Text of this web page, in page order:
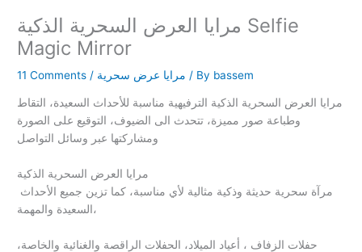
مرايا العرض السحرية الذكية Selfie
Magic Mirror
11 Comments / مرايا عرض سحرية / By bassem
مرايا العرض السحرية الذكية الترفيهية مناسبة للأحداث السعيدة، التقاط
وطباعة صور مميزة، تتحدث الى الضيوف، التوقيع على الصورة
مرايا العرض السحرية الذكية
السعيدة والمهمة،
حفلات الزفاف ، أعياد الميلاد، الحفلات الراقصة والغنائية والخاصة،